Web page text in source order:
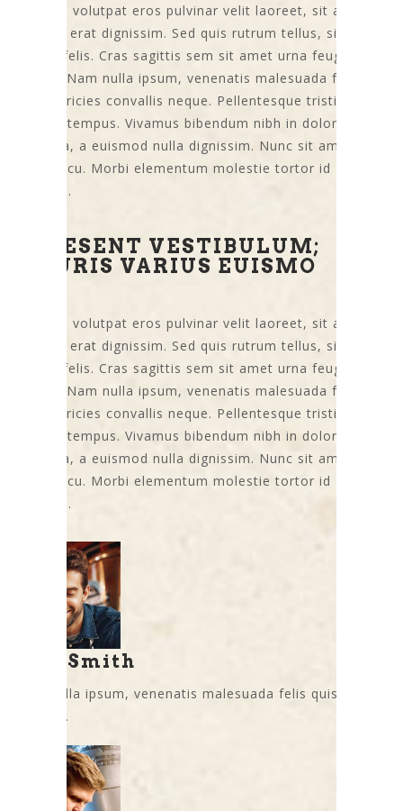
Vivamus volutpat eros pulvinar velit laoreet, sit amet
egestas erat dignissim. Sed quis rutrum tellus, sit amet
viverra felis. Cras sagittis sem sit amet urna feugiat
rutrum. Nam nulla ipsum, venenatis malesuada felis
quis, ultricies convallis neque. Pellentesque tristique
fringilla tempus. Vivamus bibendum nibh in dolor
pharetra, a euismod nulla dignissim. Nunc sit amet
tellus arcu. Morbi elementum molestie tortor id
tristique.
PRAESENT VESTIBULUM;
MAURIS VARIUS EUISMO
Vivamus volutpat eros pulvinar velit laoreet, sit amet
egestas erat dignissim. Sed quis rutrum tellus, sit amet
viverra felis. Cras sagittis sem sit amet urna feugiat
rutrum. Nam nulla ipsum, venenatis malesuada felis
quis, ultricies convallis neque. Pellentesque tristique
fringilla tempus. Vivamus bibendum nibh in dolor
pharetra, a euismod nulla dignissim. Nunc sit amet
tellus arcu. Morbi elementum molestie tortor id
tristique.
Luis Smith
Nam nulla ipsum, venenatis malesuada felis quis,
ultricies.